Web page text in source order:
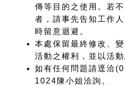
傳等目的之使用。若
者，請事先告知工作
時留意迴避。
本處保留最終修改、
活動之權利，並以活動
如有任何問題請逕洽
1024陳小姐洽詢。